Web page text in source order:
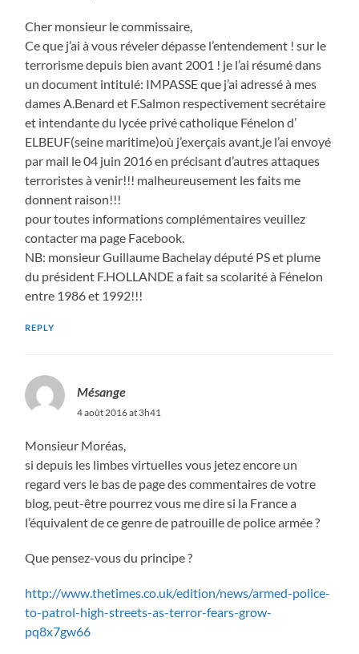
Cher monsieur le commissaire,
Ce que j’ai à vous réveler dépasse l’entendement ! sur le
terrorisme depuis bien avant 2001 ! je l’ai résumé dans
un document intitulé: IMPASSE que j’ai adressé à mes
dames A.Benard et F.Salmon respectivement secrétaire
et intendante du lycée privé catholique Fénelon d’
ELBEUF(seine maritime)où j’exerçais avant,je l’ai envoyé
par mail le 04 juin 2016 en précisant d’autres attaques
terroristes à venir!!! malheureusement les faits me
donnent raison!!!
pour toutes informations complémentaires veuillez
contacter ma page Facebook.
NB: monsieur Guillaume Bachelay député PS et plume
du président F.HOLLANDE a fait sa scolarité à Fénelon
entre 1986 et 1992!!!
REPLY
Mésange
4 août 2016 at 3h41
Monsieur Moréas,
si depuis les limbes virtuelles vous jetez encore un
regard vers le bas de page des commentaires de votre
blog, peut-être pourrez vous me dire si la France a
l’équivalent de ce genre de patrouille de police armée ?
Que pensez-vous du principe ?
http://www.thetimes.co.uk/edition/news/armed-police-
to-patrol-high-streets-as-terror-fears-grow-
pq8x7gw66